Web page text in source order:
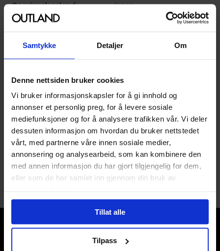
Samtykke Detaljer Om
Denne nettsiden bruker cookies
Vi bruker informasjonskapsler for å gi innhold og
annonser et personlig preg, for å levere sosiale
mediefunksjoner og for å analysere trafikken vår. Vi deler
dessuten informasjon om hvordan du bruker nettstedet
vårt, med partnerne våre innen sosiale medier,
annonsering og analysearbeid, som kan kombinere den
med annen informasjon du har gjort tilgjengelig for dem,
eller som de har samlet inn gjennom din bruk av
Tillat alle
Tilpass
Opprinnelsesland :
Japan
Format
Forfattere
Avansert Format
Singel
Språk
Engelsk
Farge
Hvit Lilla og